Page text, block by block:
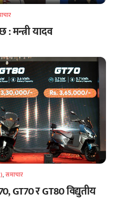
मन्त्री यादव
,समाचार
GT70 र GT80 विद्युतीय